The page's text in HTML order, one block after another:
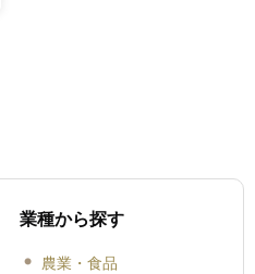
業種から探す
農業・食品